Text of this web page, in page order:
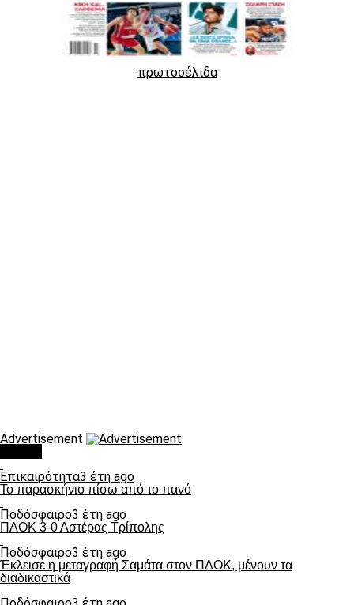
πρωτοσέλιδα
Advertisement
Επικαιρότητα3 έτη ago
Το παρασκήνιο πίσω από το πανό
Ποδόσφαιρο3 έτη ago
ΠΑΟΚ 3-0 Αστέρας Τρίπολης
Ποδόσφαιρο3 έτη ago
Έκλεισε η μεταγραφή Σαμάτα στον ΠΑΟΚ, μένουν τα
διαδικαστικά